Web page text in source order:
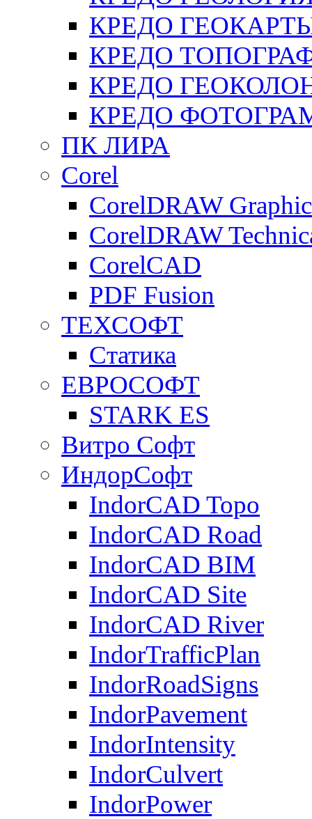
КРЕДО
КРЕДО
КРЕДО
КРЕДО
ПК ЛИРА
Corel
CorelDRAW
CorelDRAW
CorelCAD
PDF Fusion
ТЕХСОФТ
Статика
ЕВРОСОФТ
STARK ES
Витро Софт
ИндорСофт
IndorCAD Topo
IndorCAD Road
IndorCAD BIM
IndorCAD Site
IndorCAD River
IndorTrafficPlan
IndorRoadSigns
IndorPavement
IndorIntensity
IndorCulvert
IndorPower